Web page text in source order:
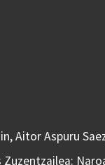
Aitor Aspuru
Zuzentzailea: